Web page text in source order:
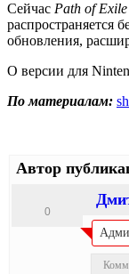
Сейчас Path of Exile
распространяется
обновления,
О версии для
По материалам:
Автор
0